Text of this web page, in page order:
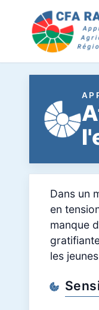
Dans un
en
manque
les